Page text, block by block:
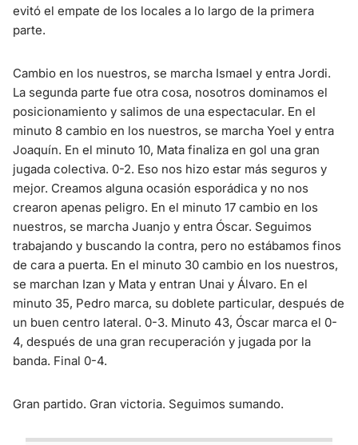
evitó el empate de los locales a lo largo de la primera
parte.
Cambio en los nuestros, se marcha Ismael y entra Jordi.
La segunda parte fue otra cosa, nosotros dominamos el
posicionamiento y salimos de una espectacular. En el
minuto 8 cambio en los nuestros, se marcha Yoel y entra
Joaquín. En el minuto 10, Mata finaliza en gol una gran
jugada colectiva. 0-2. Eso nos hizo estar más seguros y
mejor. Creamos alguna ocasión esporádica y no nos
crearon apenas peligro. En el minuto 17 cambio en los
nuestros, se marcha Juanjo y entra Óscar. Seguimos
trabajando y buscando la contra, pero no estábamos finos
de cara a puerta. En el minuto 30 cambio en los nuestros,
se marchan Izan y Mata y entran Unai y Álvaro. En el
minuto 35, Pedro marca, su doblete particular, después de
un buen centro lateral. 0-3. Minuto 43, Óscar marca el 0-
4, después de una gran recuperación y jugada por la
banda. Final 0-4.
Gran partido. Gran victoria. Seguimos sumando.